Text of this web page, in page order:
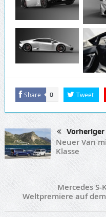
Share 0 Tweet
Vorheriger
Neuer Van
Klasse
Mercedes
Weltpremiere auf